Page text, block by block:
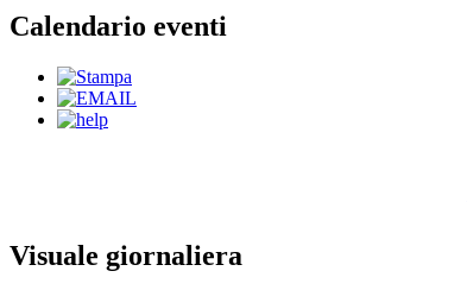
Calendario eventi
Visuale giornaliera